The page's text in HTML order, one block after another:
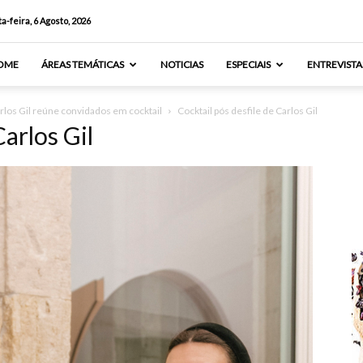
feira, 6 Agosto, 2026
ÁREAS TEMÁTICAS NOTICIAS ESPECIAIS
Gil reúne convidados em cocktail Cocktail pós desfile de Carlos Gil
Gil